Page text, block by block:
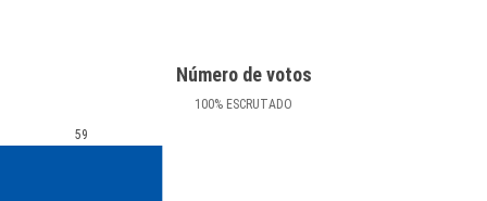
Número de votos
100% ESCRUTADO
59